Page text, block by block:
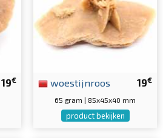
19€ 19€
woestijnroos
65 gram | 85x45x40 mm
product bekijken